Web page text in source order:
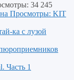
34 245
Просмотры: KIT
ка с лузой
Часть 1